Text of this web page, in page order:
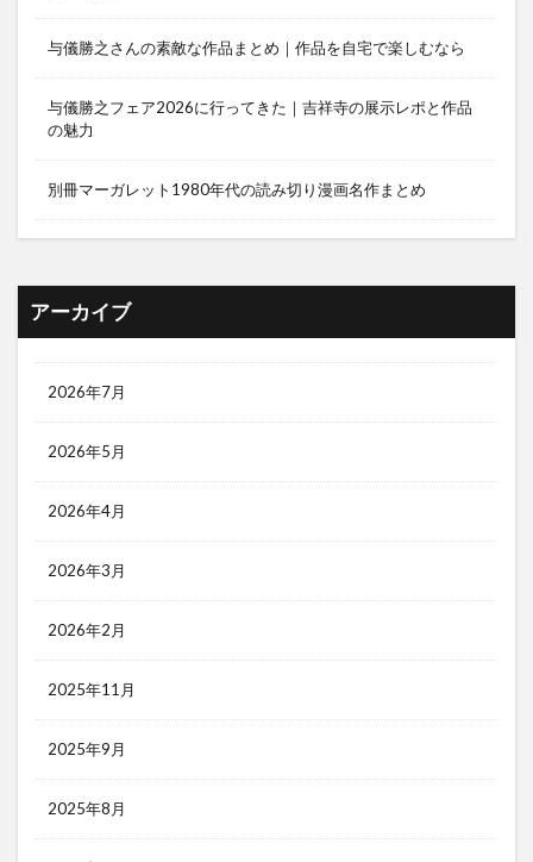
与儀勝之さんの素敵な作品まとめ｜作品を自宅で楽しむなら
与儀勝之フェア2026に行ってきた｜吉祥寺の展示レポと作品
の魅力
別冊マーガレット1980年代の読み切り漫画名作まとめ
アーカイブ
2026年7月
2026年5月
2026年4月
2026年3月
2026年2月
2025年11月
2025年9月
2025年8月